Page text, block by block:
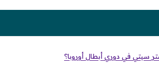
سيتي في دوري أبطال أوروبا؟